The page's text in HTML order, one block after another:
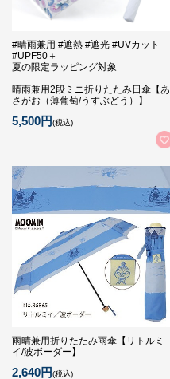
#晴雨兼用 #遮熱 #遮光 #UVカット
#UPF50＋
夏の限定ラッピング対象
晴雨兼用2段ミニ折りたたみ日傘【あ
さがお（薄葡萄/うすぶどう）】
5,500円(税込)
雨晴兼用折りたたみ雨傘【リトルミ
イ/波ボーダー】
2,640円(税込)